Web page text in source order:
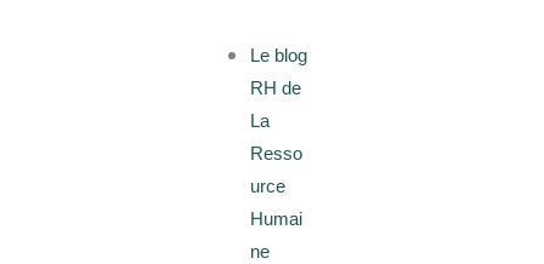
Le blog
RH de
La
Resso
urce
Humai
ne